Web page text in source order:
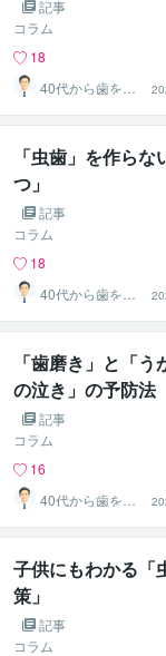
記事
コラム
18
40代から歯を失
わない個別相談
します
「虫歯」を作ら
つ」
記事
コラム
18
40代から歯を失
わない個別相談
します
「歯磨き」と「
の泣き」の予防法
記事
コラム
16
40代から歯を失
わない個別相談
します
子供にもわかる「
策」
記事
コラム